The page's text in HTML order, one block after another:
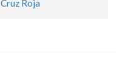
Cruz Roja